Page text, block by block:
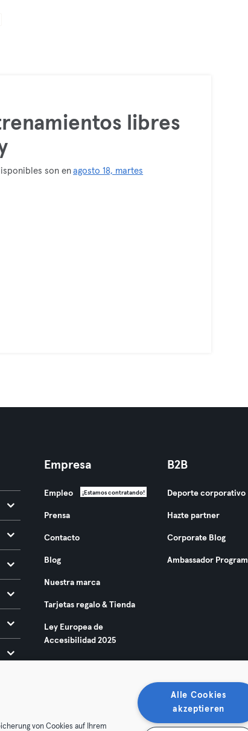
libres
son en agosto 18, martes
Empresa
Empleo ¡Estamos contratando!
Prensa
Contacto
Blog
Nuestra marca
Tarjetas regalo & Tienda
Ley Europea de
Accesibilidad 2025
B2B
Deporte corporativo
Hazte partner
Corporate Blog
Ambassador Program
von Cookies auf Ihrem
Alle Cookies
akzeptieren